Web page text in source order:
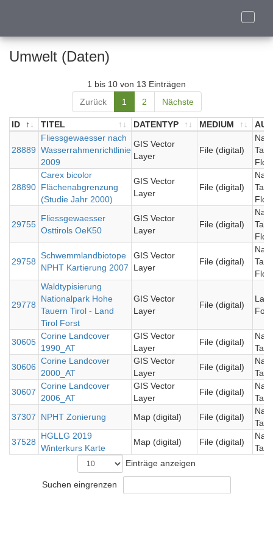
Toggle
Umwelt (Daten)
1 bis 10 von 13 Einträgen
Zurück
1 2 Nächste
ID TITEL DATENTYP MEDIUM
TITEL
28889
Fliessgewaesser nach
Wasserrahmenrichtlinie
2009
GIS Vector
Layer
File (digital)
28890
Carex bicolor
Flächenabgrenzung
(Studie Jahr 2000)
GIS Vector
Layer
File (digital)
29755
Fliessgewaesser
Osttirols OeK50
GIS Vector
Layer
File (digital)
29758
Schwemmlandbiotope
NPHT Kartierung 2007
GIS Vector
Layer
File (digital)
29778
Waldtypisierung
Nationalpark Hohe
Tauern Tirol - Land
Tirol Forst
GIS Vector
Layer
File (digital)
30605
Corine Landcover
1990_AT
GIS Vector
Layer
File (digital)
30606
Corine Landcover
2000_AT
GIS Vector
Layer
File (digital)
30607
Corine Landcover
2006_AT
GIS Vector
Layer
File (digital)
37307
NPHT Zonierung Map (digital) File (digital)
37528
HGLLG 2019
Winterkurs Karte
Map (digital) File (digital)
Einträge anzeigen
Suchen eingrenzen